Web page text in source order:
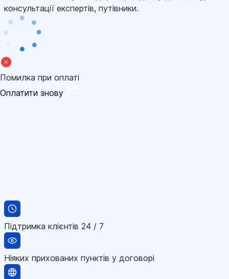
консультації експертів, путівники.
Помилка при оплаті
Оплатити знову
Підтримка клієнтів 24 / 7
Ніяких прихованих пунктів у договорі